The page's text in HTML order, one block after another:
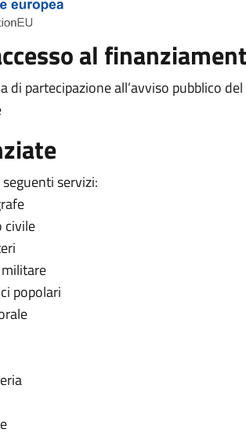
al
di partecipazione all’avviso pubblico
servizi:
civile
popolari